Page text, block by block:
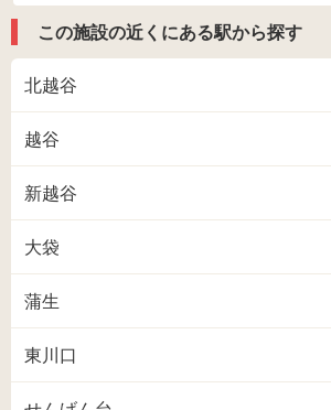
この施設の近くにある駅から探す
北越谷
越谷
新越谷
大袋
蒲生
東川口